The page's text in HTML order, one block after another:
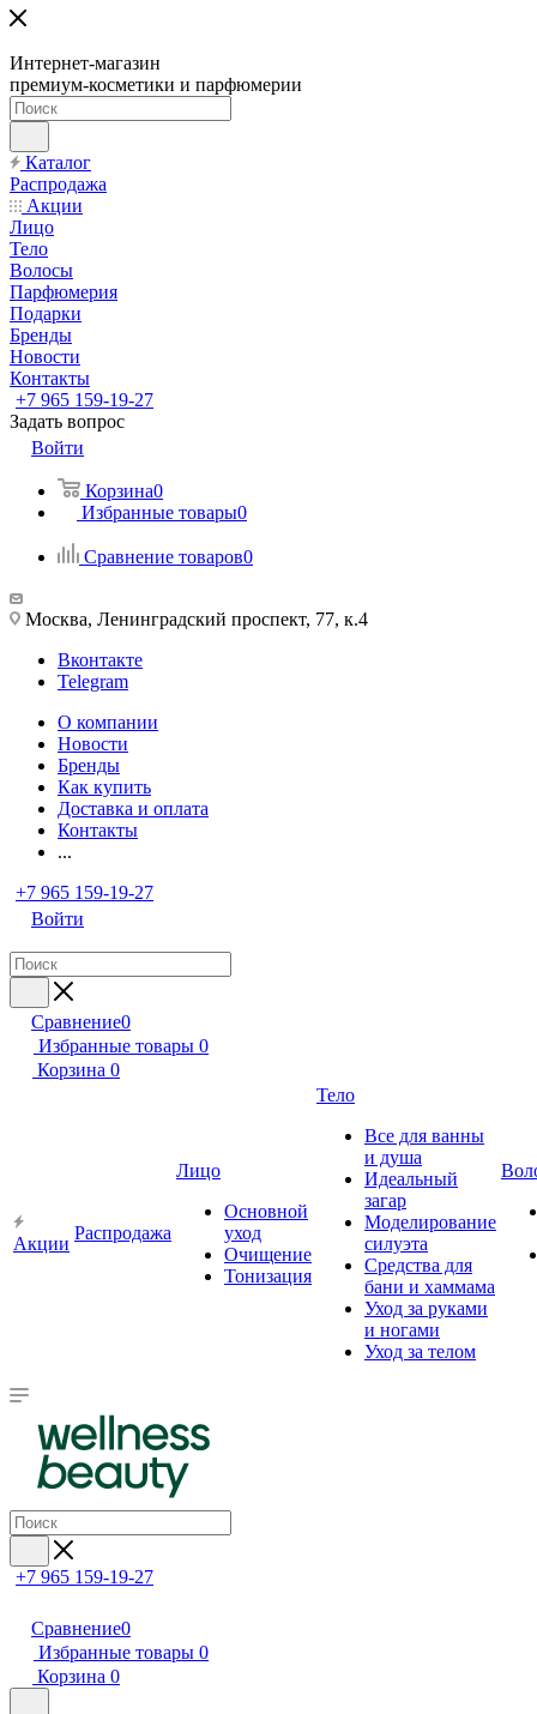
Интернет-магазин
премиум-косметики и парфюмерии
Каталог
Распродажа
Акции
Лицо
Тело
Волосы
Парфюмерия
Подарки
Бренды
Новости
Контакты
+7 965 159-19-27
Задать вопрос
Войти
Корзина0
Избранные товары0
Сравнение товаров0
Москва, Ленинградский проспект, 77, к.4
Вконтакте
Telegram
О компании
Новости
Бренды
Как купить
Доставка и оплата
Контакты
...
+7 965 159-19-27
Войти
Сравнение0
Избранные товары 0
Корзина 0
Акции
Распродажа
Лицо
Основной
уход
Очищение
Тонизация
Тело
Все для ванны
и душа
Идеальный
загар
Моделирование
силуэта
Средства для
бани и хаммама
Уход за руками
и ногами
Уход за телом
+7 965 159-19-27
Сравнение0
Избранные товары 0
Корзина 0